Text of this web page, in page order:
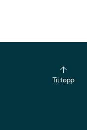
Til topp